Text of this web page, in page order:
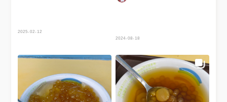
2025-02-12
2024-08-18